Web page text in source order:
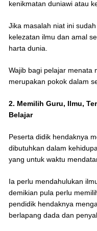
kenikmatan duniawi atau
Jika masalah niat ini
kelezatan ilmu dan amal
harta dunia.
Wajib bagi pelajar menata
merupakan pokok dalam
2. Memilih Guru, Ilmu,
Belajar
Peserta didik hendaknya
dibutuhkan dalam
yang untuk waktu
Ia perlu mendahulukan
demikian pula perlu
pendidik hendaknya
berlapang dada dan